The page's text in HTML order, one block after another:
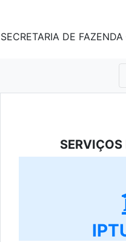
SECRETARIA DE
SERVIÇOS